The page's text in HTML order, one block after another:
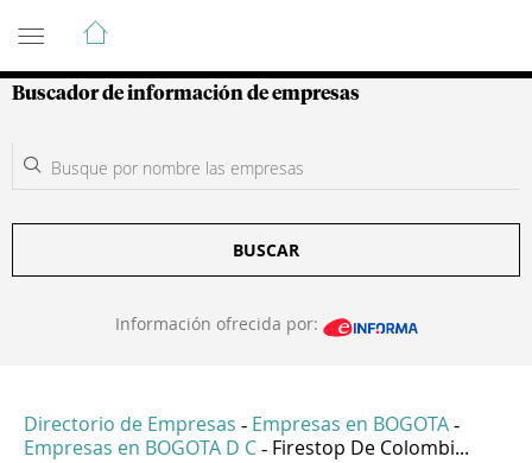
Guía de Empresas Colombianas
Buscador de información de empresas
BUSCAR
Información ofrecida por:
Directorio de Empresas - Empresas en BOGOTA -
Empresas en BOGOTA D C - Firestop De Colombi...